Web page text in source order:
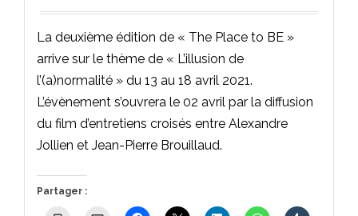
La deuxième édition de « The Place to BE »
arrive sur le thème de « L’illusion de
l’(a)normalité » du 13 au 18 avril 2021.
L’évènement s’ouvrera le 02 avril par la diffusion
du film d’entretiens croisés entre Alexandre
Jollien et Jean-Pierre Brouillaud.
Partager :